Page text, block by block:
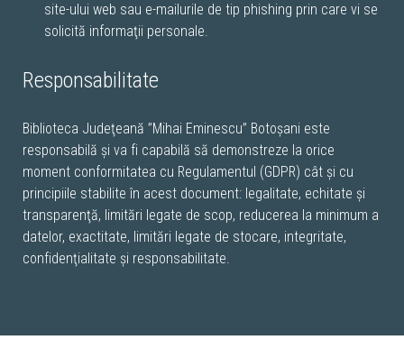
site-ului web sau e-mailurile de tip phishing prin care vi se
solicită informaţii personale.
Responsabilitate
Biblioteca Judeţeană ”Mihai Eminescu” Botoșani este
responsabilă şi va fi capabilă să demonstreze la orice
moment conformitatea cu Regulamentul (GDPR) cât şi cu
principiile stabilite în acest document: legalitate, echitate şi
transparenţă, limitări legate de scop, reducerea la minimum a
datelor, exactitate, limitări legate de stocare, integritate,
confidenţialitate şi responsabilitate.